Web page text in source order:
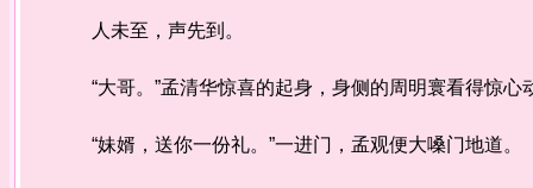
人未至，声先到。
“大哥。”孟清华惊喜的起身，身侧的周明寰看得惊心
“妹婿，送你一份礼。”一进门，孟观便大嗓门地道。